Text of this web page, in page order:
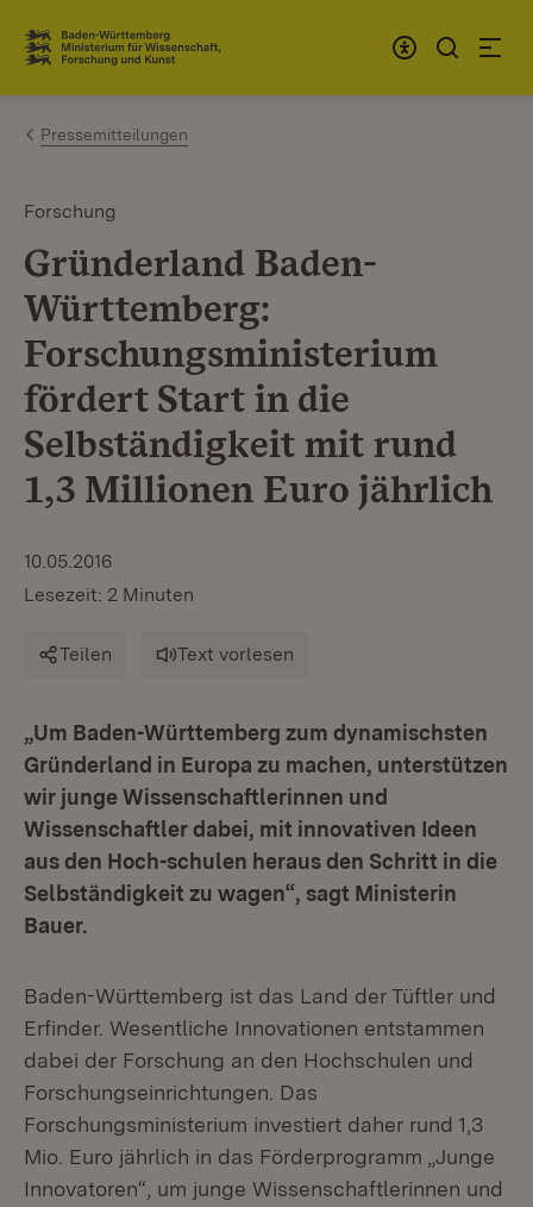
Zum Inhalt springen
Link zur Startseite
Pressemitteilungen
Forschung
Gründerland Baden-
Württemberg:
Forschungsministerium
fördert Start in die
Selbständigkeit mit rund
1,3 Millionen Euro jährlich
10.05.2016
Lesezeit: 2 Minuten
Teilen Text vorlesen
„Um Baden-Württemberg zum dynamischsten
Gründerland in Europa zu machen, unterstützen
wir junge Wissenschaftlerinnen und
Wissenschaftler dabei, mit innovativen Ideen
aus den Hoch-schulen heraus den Schritt in die
Selbständigkeit zu wagen“, sagt Ministerin
Bauer.
Baden-Württemberg ist das Land der Tüftler und
Erfinder. Wesentliche Innovationen entstammen
dabei der Forschung an den Hochschulen und
Forschungseinrichtungen. Das
Forschungsministerium investiert daher rund 1,3
Mio. Euro jährlich in das Förderprogramm „Junge
Innovatoren“, um junge Wissenschaftlerinnen und